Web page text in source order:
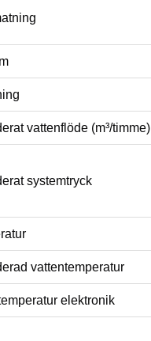
vattenflöde (m³/timme)
systemtryck
vattentemperatur
elektronik